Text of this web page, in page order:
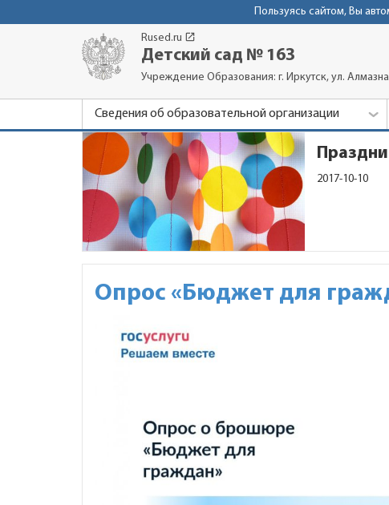
Пользуясь сайтом, Вы
Rused.ru launch
Детский сад № 163
Учреждение Образования: г. Иркутск, ул.
Сведения об образовательной организации
2017-10-10
Опрос «Бюджет для